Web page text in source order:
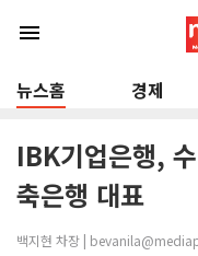
menu
뉴스홈 경제
IBK기업은행,
축은행 대표
백지현 차장 |